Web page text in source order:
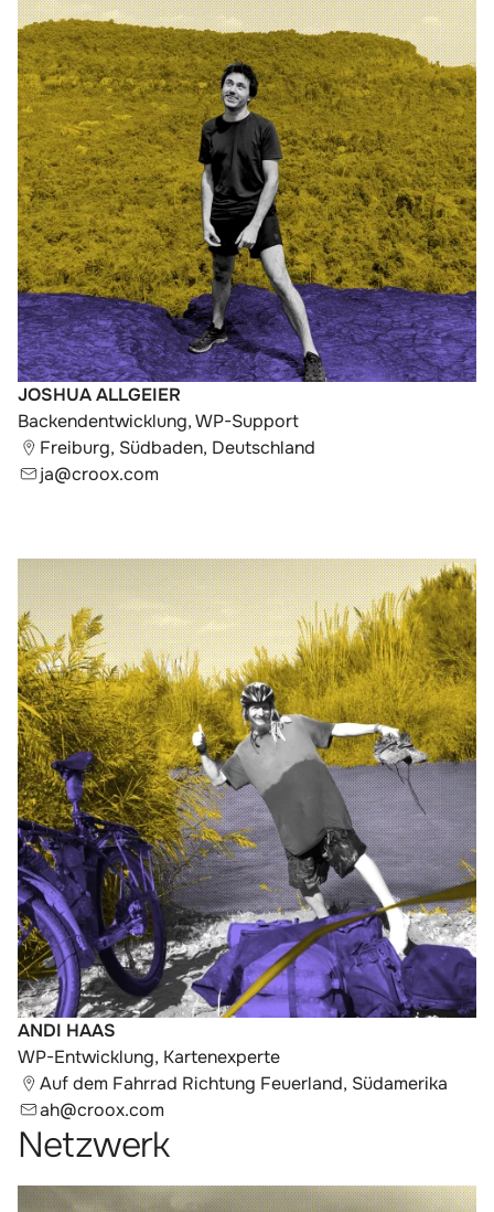
JOSHUA ALLGEIER
Backendentwicklung, WP-Support
Freiburg, Südbaden, Deutschland
ja@croox.com
ANDI HAAS
WP-Entwicklung, Kartenexperte
Auf dem Fahrrad Richtung Feuerland, Südamerika
ah@croox.com
Netzwerk